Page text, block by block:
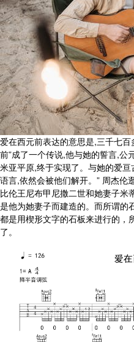
爱在西元前表达的意思是,三千七
前”成了一个传说,他与她的誓言,公
米亚平原,终于实现了。与她的爱
语言,依然会被他们解开。” 周杰伦
比伦王尼布甲尼撒二世和她妻子米
是他为她妻子而建造的。而所谓的
都是用楔形文字的石板来进行的，
了。